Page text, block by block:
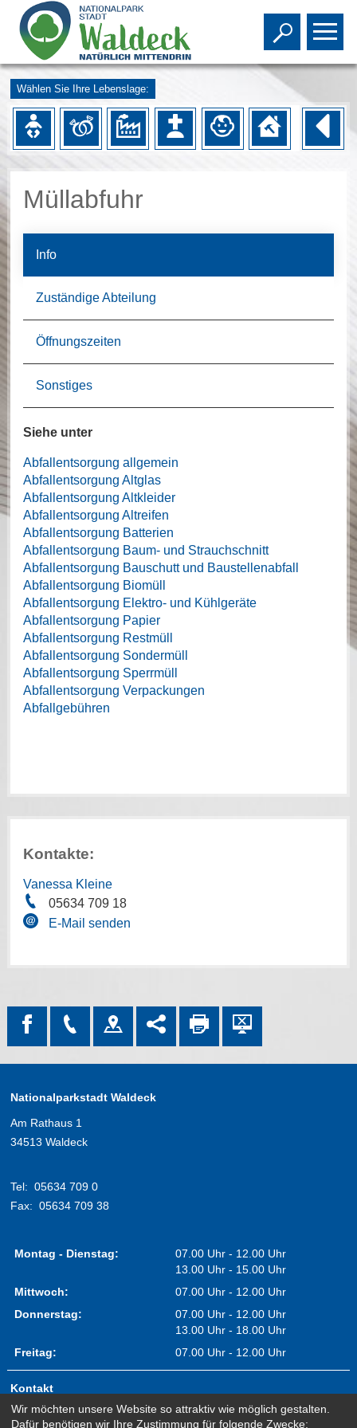
Toggle
Wählen Sie Ihre Lebenslage:
Müllabfuhr
Info
Zuständige Abteilung
Öffnungszeiten
Sonstiges
Siehe unter
Abfallentsorgung allgemein
Abfallentsorgung Altglas
Abfallentsorgung Altkleider
Abfallentsorgung Altreifen
Abfallentsorgung Batterien
Abfallentsorgung Baum- und Strauchschnitt
Abfallentsorgung Bauschutt und Baustellenabfall
Abfallentsorgung Biomüll
Abfallentsorgung Elektro- und Kühlgeräte
Abfallentsorgung Papier
Abfallentsorgung Restmüll
Abfallentsorgung Sondermüll
Abfallentsorgung Sperrmüll
Abfallentsorgung Verpackungen
Abfallgebühren
Kontakte:
Vanessa Kleine
05634 709 18
E-Mail senden
Nationalparkstadt Waldeck
Am Rathaus 1
34513 Waldeck
Tel: 05634 709 0
Fax: 05634 709 38
Montag - Dienstag:
07.00 Uhr - 12.00 Uhr
13.00 Uhr - 15.00 Uhr
Mittwoch:
07.00 Uhr - 12.00 Uhr
Donnerstag:
07.00 Uhr - 12.00 Uhr
13.00 Uhr - 18.00 Uhr
Freitag:
07.00 Uhr - 12.00 Uhr
Kontakt
Impressum
Wir möchten unsere Website so attraktiv wie möglich gestalten.
Dafür benötigen wir Ihre Zustimmung für folgende Zwecke: